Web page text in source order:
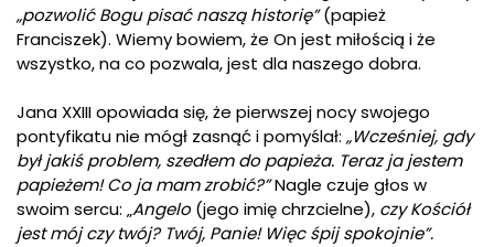
„pozwolić Bogu pisać naszą historię”(papież
Franciszek). Wiemy bowiem, że On jest miłością i że
wszystko, na co pozwala, jest dla naszego dobra.
Jana XXIII opowiada się, że pierwszej nocy swojego
pontyfikatu nie mógł zasnąć i pomyślał: „Wcześniej, gdy
był jakiś problem, szedłem do papieża. Teraz ja jestem
papieżem! Co ja mam zrobić?”Nagle czuje głos w
swoim sercu: „Angelo(jego imię chrzcielne), czy Kościół
jest mój czy twój? Twój, Panie! Więc śpij spokojnie”.